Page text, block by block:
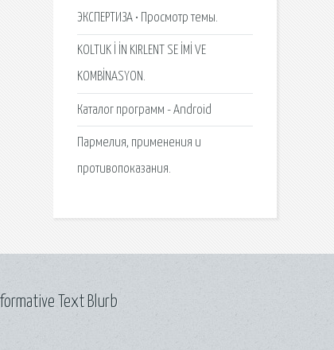
ЭКСПЕРТИЗА • Просмотр темы.
KOLTUK İ İN KIRLENT SE İMİ VE
KOMBİNASYON.
Каталог программ - Android
Пармелия, применения и
противопоказания.
Text Blurb